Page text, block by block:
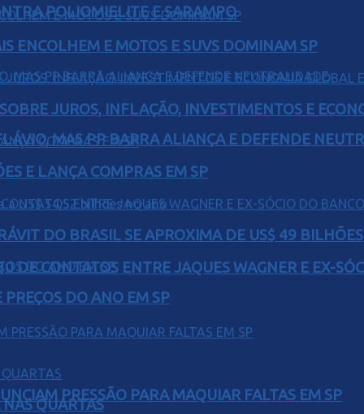
POLIOMIELITE E SARAMPO
MAS PP BARRA ALIANÇA E DEFENDE
DE CONTATOS ENTRE JAQUES WAGNER E EX-
PRESSÃO PARA MAQUIAR FALTAS EM SP
ENCOLHEM E MOTOS E SUVS DOMINAM SP
JUROS, INFLAÇÃO, INVESTIMENTOS E
E LANÇA COMPRAS EM SP
DO BRASIL SE APROXIMA DE US$ 49 BILHÕES
DO ANO EM SP
QUARTAS